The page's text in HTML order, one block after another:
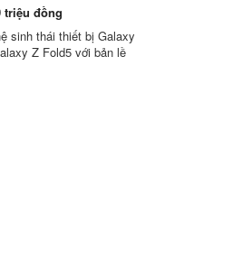
triệu đồng
sinh thái thiết bị Galaxy
Z Fold5 với bản lề